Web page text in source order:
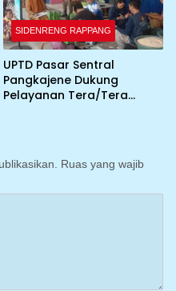
SIDENRENG RAPPANG
UPTD Pasar Sentral
Pangkajene Dukung
Pelayanan Tera/Tera
Ruas yang wajib